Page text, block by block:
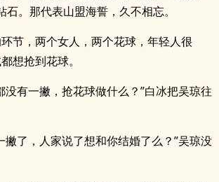
。那代表山盟海誓，久不相忘。
节，两个女人，两个花球，年轻人很
想抢到花球。
没有一撇，抢花球做什么？”白冰把吴琼往
撇了，人家说了想和你结婚了么？”吴琼没